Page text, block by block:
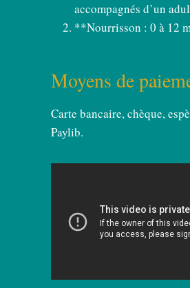
accompagnés d’un
**Nourrisson : 0 à 12
Moyens de
Carte bancaire, chèque,
Paylib.